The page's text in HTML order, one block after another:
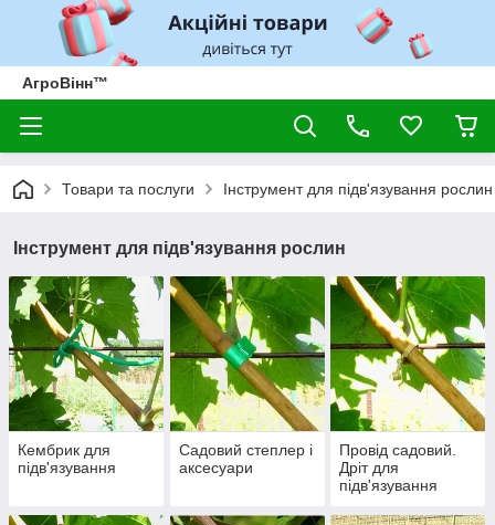
АгроВінн™
Товари та послуги Інструмент для підв'язування рослин
Інструмент для підв'язування рослин
Кембрик для
підв'язування
Садовий степлер і
аксесуари
Провід садовий.
Дріт для
підв'язування